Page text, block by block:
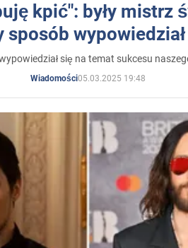
kpić": były mistrz
sposób
się na temat sukcesu
Wiadomości05.03.2025 19:48